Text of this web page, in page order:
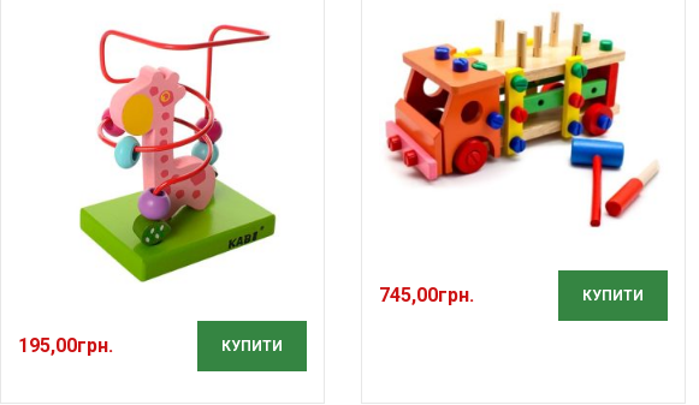
195,00грн. КУПИТИ
745,00грн. КУПИТИ